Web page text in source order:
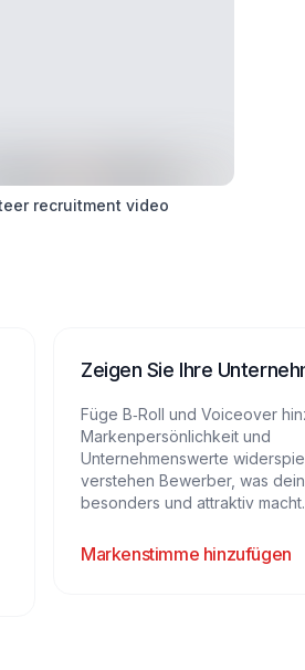
recruitment video
Zeigen Sie Ihre
Füge B‑Roll und Voiceover
Markenpersönlichkeit und
Unternehmenswerte
verstehen Bewerber, was
besonders und attraktiv macht.
Markenstimme hinzufügen